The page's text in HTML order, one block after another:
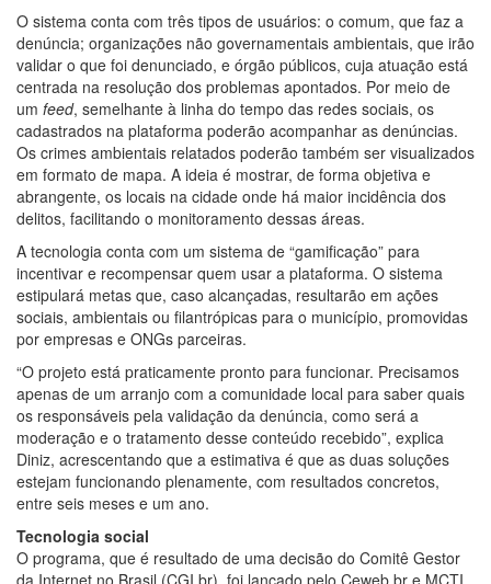
O sistema conta com três tipos de usuários: o comum, que faz a
denúncia; organizações não governamentais ambientais, que irão
validar o que foi denunciado, e órgão públicos, cuja atuação está
centrada na resolução dos problemas apontados. Por meio de
um feed, semelhante à linha do tempo das redes sociais, os
cadastrados na plataforma poderão acompanhar as denúncias.
Os crimes ambientais relatados poderão também ser visualizados
em formato de mapa. A ideia é mostrar, de forma objetiva e
abrangente, os locais na cidade onde há maior incidência dos
delitos, facilitando o monitoramento dessas áreas.
A tecnologia conta com um sistema de “gamificação” para
incentivar e recompensar quem usar a plataforma. O sistema
estipulará metas que, caso alcançadas, resultarão em ações
sociais, ambientais ou filantrópicas para o município, promovidas
por empresas e ONGs parceiras.
“O projeto está praticamente pronto para funcionar. Precisamos
apenas de um arranjo com a comunidade local para saber quais
os responsáveis pela validação da denúncia, como será a
moderação e o tratamento desse conteúdo recebido”, explica
Diniz, acrescentando que a estimativa é que as duas soluções
estejam funcionando plenamente, com resultados concretos,
entre seis meses e um ano.
Tecnologia social
O programa, que é resultado de uma decisão do Comitê Gestor
da Internet no Brasil (CGI.br), foi lançado pelo Ceweb.br e MCTI